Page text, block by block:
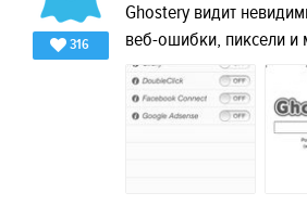
316
Ghostery видит
веб-ошибки, пиксели и